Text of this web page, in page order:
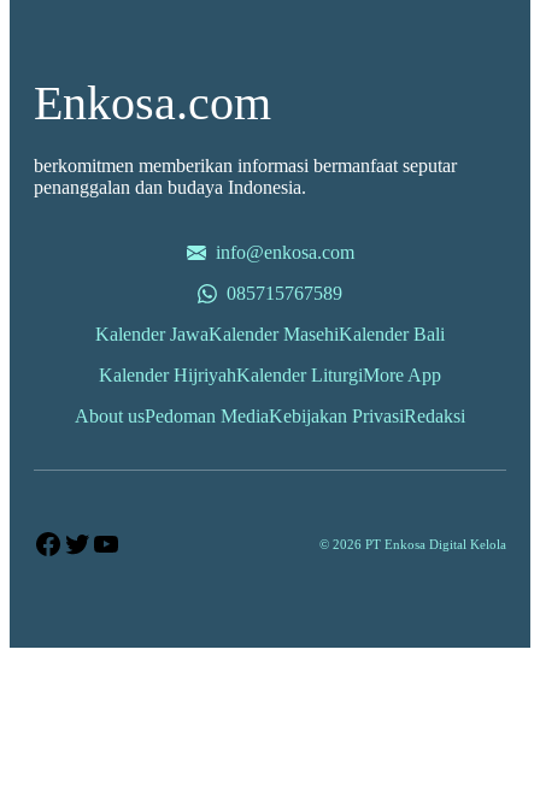
Enkosa.com
berkomitmen memberikan informasi bermanfaat seputar
penanggalan dan budaya Indonesia.
info@enkosa.com
085715767589
Kalender JawaKalender MasehiKalender Bali
Kalender HijriyahKalender LiturgiMore App
About usPedoman MediaKebijakan PrivasiRedaksi
Facebook
Twitter
YouTube © 2026 PT Enkosa Digital Kelola